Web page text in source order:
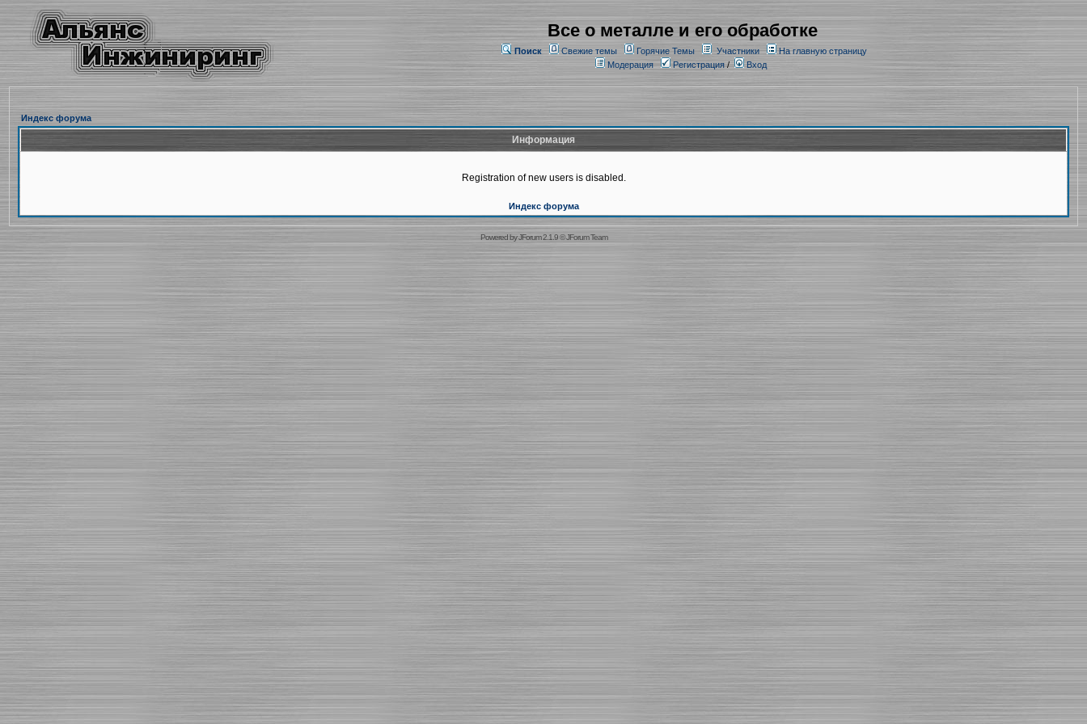
Все о металле и его обработке
Поиск Свежие темы Горячие Темы Участники
На главную страницу
Модерация
Регистрация/ Вход
Индекс форума
Информация
Registration of new users is disabled.
Индекс форума
Powered byJForum 2.1.9©JForum Team